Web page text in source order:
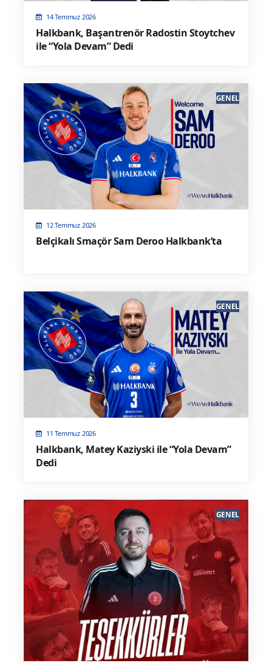
14 Temmuz 2026
Halkbank, Başantrenör Radostin Stoytchev
ile “Yola Devam” Dedi
12 Temmuz 2026
Belçikalı Smaçör Sam Deroo Halkbank’ta
GENEL
11 Temmuz 2026
Halkbank, Matey Kaziyski ile “Yola Devam”
Dedi
GENEL
GENEL